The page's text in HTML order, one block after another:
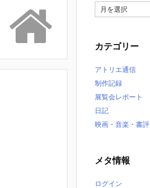
ー
ブ
カテゴリー
アトリエ通信
制作記録
展覧会レポート
日記
映画・音楽・書評
メタ情報
ログイン